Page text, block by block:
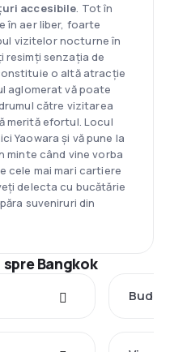
accesibile. Tot în
în aer liber, foarte
vizitelor nocturne în
resimți senzația de
o altă atracție
aglomerat vă poate
către vizitarea
merită efortul. Locul
Yaowara și vă pune la
minte când vine vorba
cele mai mari cartiere
delecta cu bucătărie
suveniruri din
Bangkok